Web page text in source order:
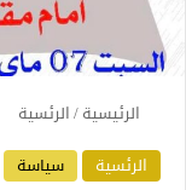
الرئيسية/الرئسية
الرئسية
سياسة